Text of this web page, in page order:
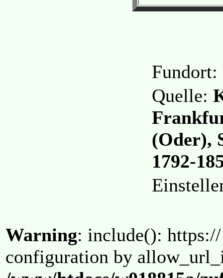
Fundort:
Quelle:
(Oder),
1792-
Warning: include():
configuration by